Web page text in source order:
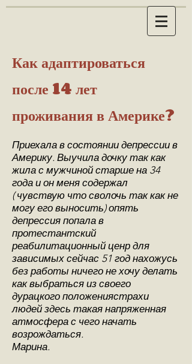
Как адаптироваться
после 14 лет
проживания в Америке?
Приехала в состоянии депрессии в
Америку. Выучила дочку так как
жила с мужчиной старше на 34
года и он меня содержал
( чувствую что сволочь так как не
могу его выносить) опять
депрессия попала в
протестантский
реабилитационный ценр для
зависимых сейчас 51 год нахожусь
без работы ничего не хочу делать
как выбраться из своего
дурацкого положениястрахи
людей здесь такая напряженная
атмосфера с чего начать
возрождаться.
Марина.